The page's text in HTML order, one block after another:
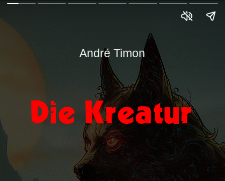
André Timon
Die Kreatur